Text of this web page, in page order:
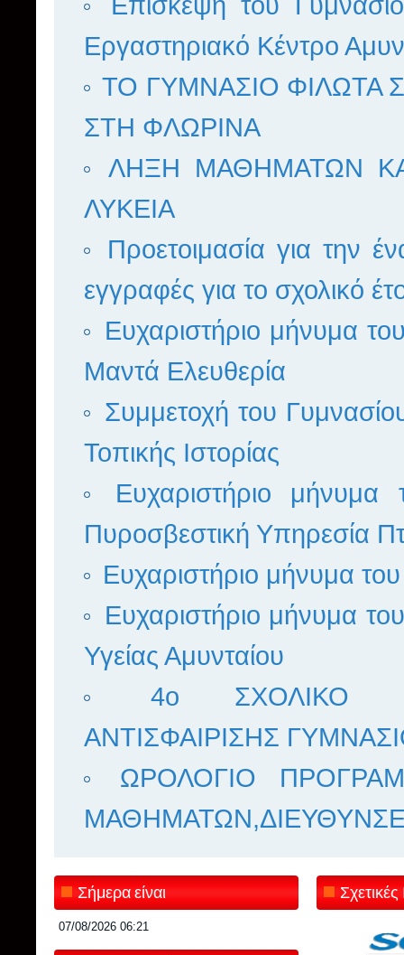
Εργαστηριακό Κέντρο
ΤΟ ΓΥΜΝΑΣΙΟ
ΣΤΗ ΦΛΩΡΙΝΑ
ΛΗΞΗ ΜΑΘΗΜΑΤΩΝ
ΛΥΚΕΙΑ
Προετοιμασία για την
εγγραφές για το σχολικό
Ευχαριστήριο μήνυμα
Μαντά Ελευθερία
Συμμετοχή του
Τοπικής Ιστορίας
Ευχαριστήριο
Πυροσβεστική Υπηρεσία
Ευχαριστήριο μήνυμα
Ευχαριστήριο μήνυμα
Υγείας Αμυνταίου
4ο ΣΧΟΛΙΚΟ
ΑΝΤΙΣΦΑΙΡΙΣΗΣ
ΩΡΟΛΟΓΙΟ
Σήμερα είναι
07/08/2026 06:21